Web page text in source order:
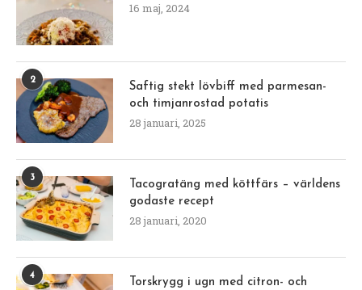
16 maj, 2024
2
Saftig stekt lövbiff med parmesan-
och timjanrostad potatis
28 januari, 2025
3
Tacogratäng med köttfärs – världens
godaste recept
28 januari, 2020
4
Torskrygg i ugn med citron- och